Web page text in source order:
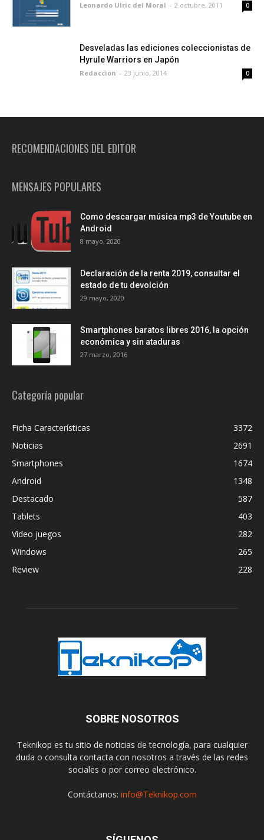
Leonardo Ulric del Moral - 2 octubre, 2011 0
Desveladas las ediciones coleccionistas de
Hyrule Warriors en Japón
Redaccion - 23 junio, 2014 0
RECOMENDACIONES DEL EDITOR
MENSAJES POPULARES
Como descargar música mp3 de Youtube en
Android
8 mayo, 2020
Declaración de la renta 2019, consultar el
estado de tu devolción
29 mayo, 2020
Smartphones baratos libres 2016, la opción
económica y sin ataduras
27 marzo, 2016
Categoría popular
Ficha Características
3372
Noticias
2691
Smartphones
1674
Android
1348
Destacado
587
Tablets
403
Vídeo juegos
282
Windows
265
Review
228
SOBRE NOSOTROS
Teknikop es tu sitio de noticias de tecnología, para cualquier
duda o consulta contacta con nosotros a través de las redes
sociales o por correo electrónico.
Contáctanos: info@Teknikop.com